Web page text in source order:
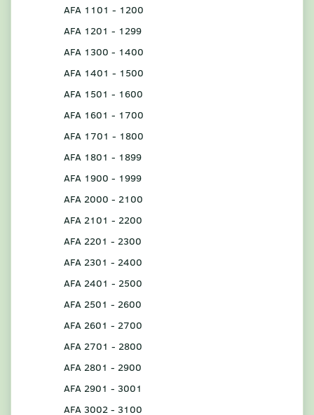
AFA 1101 - 1200
AFA 1201 - 1299
AFA 1300 - 1400
AFA 1401 - 1500
AFA 1501 - 1600
AFA 1601 - 1700
AFA 1701 - 1800
AFA 1801 - 1899
AFA 1900 - 1999
AFA 2000 - 2100
AFA 2101 - 2200
AFA 2201 - 2300
AFA 2301 - 2400
AFA 2401 - 2500
AFA 2501 - 2600
AFA 2601 - 2700
AFA 2701 - 2800
AFA 2801 - 2900
AFA 2901 - 3001
AFA 3002 - 3100